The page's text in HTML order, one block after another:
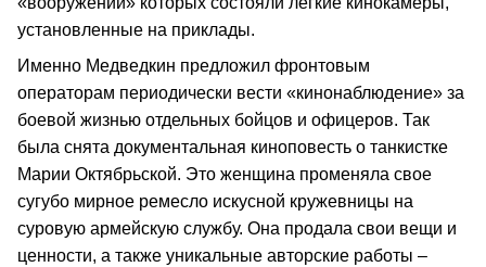
установленные на приклады.
Именно Медведкин предложил фронтовым
операторам периодически вести «кинонаблюдение» за
боевой жизнью отдельных бойцов и офицеров. Так
была снята документальная киноповесть о танкистке
Марии Октябрьской. Это женщина променяла свое
сугубо мирное ремесло искусной кружевницы на
суровую армейскую службу. Она продала свои вещи и
ценности, а также уникальные авторские работы –